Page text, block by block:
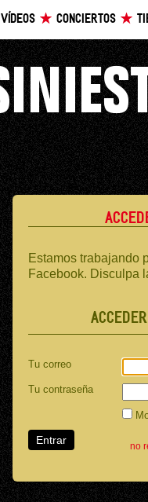
VÍDEOS CONCIERTOS
Estamos trabajando
Facebook. Disculpa
Tu correo
Tu contraseña
no